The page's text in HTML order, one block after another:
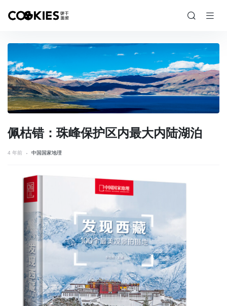
佩枯错：珠峰保护区内最大内陆湖泊
4 年前 中国国家地理